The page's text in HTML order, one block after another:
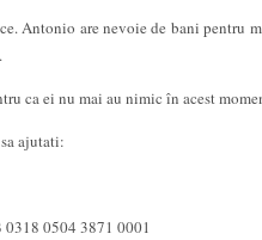
Antonio are nevoie de bani pentru
ca ei nu mai au nimic în acest
ajutati:
0318 0504 3871 0001